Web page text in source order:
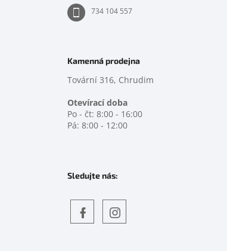
734 104 557
Kamenná prodejna
Tovární 316, Chrudim
Otevírací doba
Po - čt: 8:00 - 16:00
Pá: 8:00 - 12:00
Sledujte nás: